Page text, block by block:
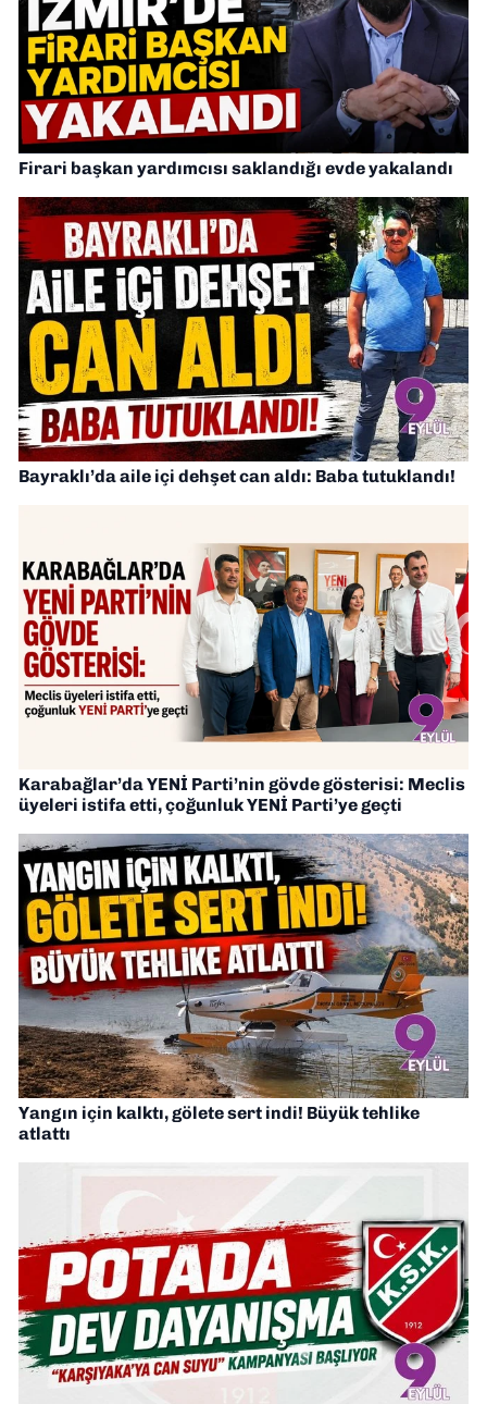
Firari başkan yardımcısı saklandığı evde yakalandı
Bayraklı’da aile içi dehşet can aldı: Baba tutuklandı!
Karabağlar’da YENİ Parti’nin gövde gösterisi: Meclis
üyeleri istifa etti, çoğunluk YENİ Parti’ye geçti
Yangın için kalktı, gölete sert indi! Büyük tehlike
atlattı